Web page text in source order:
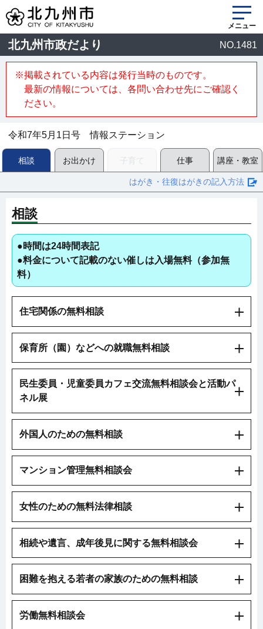
メニュー
北九州市政だより NO.1481
※掲載されている内容は発行当時のものです。
最新の情報については、各問い合わせ先にご確認く
ださい。
令和7年5月1日号 情報ステーション
相談 お出かけ 子育て 仕事 講座・教室
はがき・往復はがきの記入方法
相談
●時間は24時間表記
●料金について記載のない催しは入場無料（参加無
料）
住宅関係の無料相談
保育所（園）などへの就職無料相談
民生委員・児童委員カフェ交流無料相談会と活動パ
ネル展
外国人のための無料相談
マンション管理無料相談会
女性のための無料法律相談
相続や遺言、成年後見に関する無料相談会
困難を抱える若者の家族のための無料相談
労働無料相談会